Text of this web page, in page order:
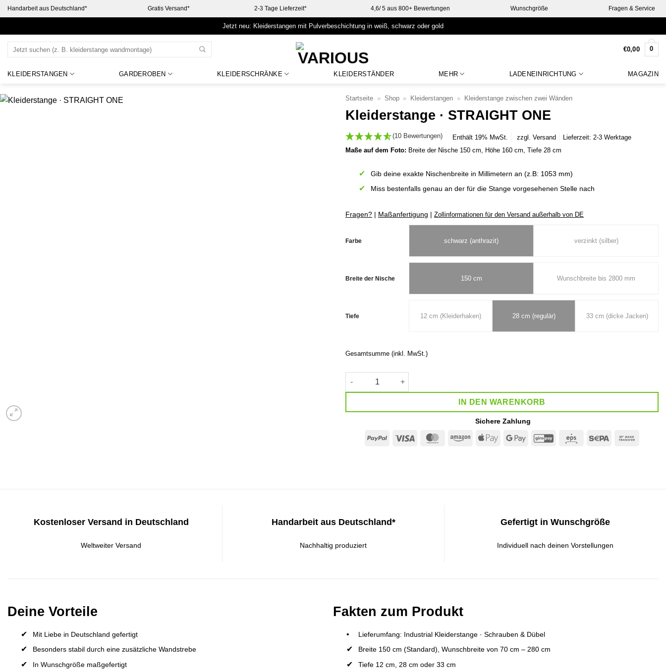
Zum
Inhalt
Handarbeit aus Deutschland* Gratis Versand* 2-3 Tage Lieferzeit* 4,6/ 5 aus 800+ Bewertungen Wunschgröße Fragen & Service
Jetzt neu: Kleiderstangen mit Pulverbeschichtung in weiß, schwarz oder gold
Suchen
€0,00 0
KLEIDERSTANGEN GARDEROBEN KLEIDERSCHRÄNKE KLEIDERSTÄNDER MEHR LADENEINRICHTUNG MAGAZIN
Startseite » Shop » Kleiderstangen » Kleiderstange zwischen zwei Wänden
Kleiderstange · STRAIGHT ONE
(10 Bewertungen) Enthält 19% MwSt. zzgl. Versand
Lieferzeit: 2-3 Werktage
Maße auf dem Foto: Breite der Nische 150 cm, Höhe 160 cm, Tiefe 28 cm
Gib deine exakte Nischenbreite in Millimetern an (z.B: 1053 mm)
Miss bestenfalls genau an der für die Stange vorgesehenen Stelle nach
Fragen? | Maßanfertigung | Zollinformationen für den Versand außerhalb von DE
Farbe schwarz (anthrazit) verzinkt (silber)
Breite der Nische 150 cm Wunschbreite bis 2800 mm
Tiefe 12 cm (Kleiderhaken) 28 cm (regulär) 33 cm (dicke Jacken)
Gesamtsumme (inkl. MwSt.)
Kleiderstange · STRAIGHT ONE Menge
IN DEN WARENKORB
Sichere Zahlung
PayPal Visa MasterCardAmazonApple
Google GiroPay Eps Sepa
Kostenloser Versand in Deutschland
Weltweiter Versand
Handarbeit aus Deutschland*
Nachhaltig produziert
Gefertigt in Wunschgröße
Individuell nach deinen Vorstellungen
Deine Vorteile
Mit Liebe in Deutschland gefertigt
Besonders stabil durch eine zusätzliche Wandstrebe
In Wunschgröße maßgefertigt
Fakten zum Produkt
Lieferumfang: Industrial Kleiderstange · Schrauben & Dübel
Breite 150 cm (Standard), Wunschbreite von 70 cm – 280 cm
Tiefe 12 cm, 28 cm oder 33 cm